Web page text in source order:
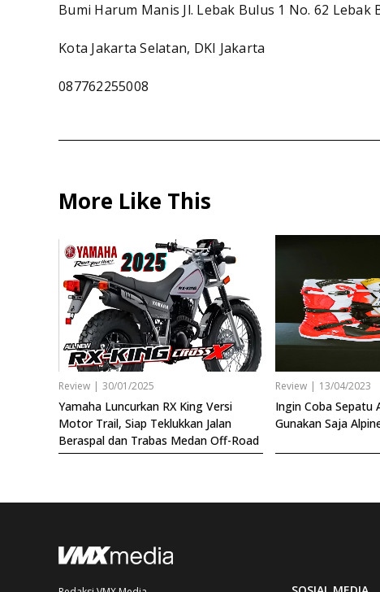
Bumi Harum Manis Jl. Lebak Bulus 1 No. 62 Lebak
Kota Jakarta Selatan, DKI Jakarta
087762255008
More Like This
Review | 30/01/2025
Yamaha Luncurkan RX King Versi
Motor Trail, Siap Teklukkan Jalan
Beraspal dan Trabas Medan Off-Road
Review | 13/04/2023
Ingin Coba Sepatu
Gunakan Saja